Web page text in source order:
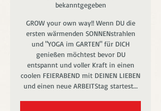
bekanntgegeben
GROW your own way!! Wenn DU die
ersten wärmenden SONNENstrahlen
und "YOGA im GARTEN" für DICH
genießen möchtest bevor DU
entspannt und voller Kraft in einen
coolen FEIERABEND mit DEINEN LIEBEN
und einen neue ARBEITStag startest...